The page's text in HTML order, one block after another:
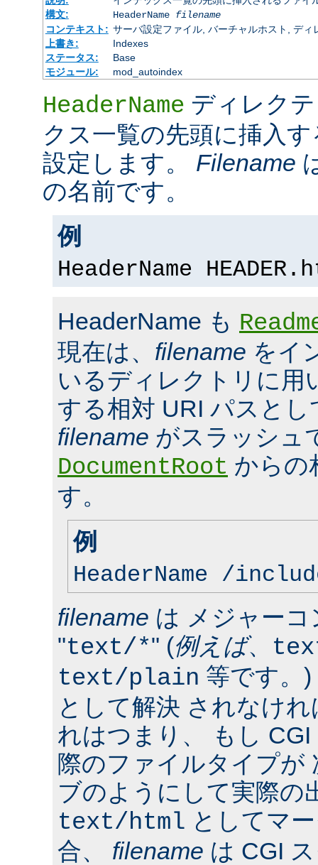
構文:
HeaderName filename
コンテキスト: サーバ設定ファイル, バーチャルホスト, ディ
上書き:
Indexes
ステータス:
Base
モジュール:
mod_autoindex
HeaderName ディレク
クス一覧の先頭に挿入
設定します。 Filename
の名前です。
例
HeaderName
HeaderName も
現在は、 filename をイ
いるディレクトリに用
する相対 URI パスと
filename がスラッシュ
DocumentRoot からの
す。
例
HeaderName /
filename は メジャー
"text/*" (例えば、
text/plain 等です。
として解決 されなけ
れはつまり、 もし
際のファイルタイプが
ブのようにして実際の
text/html としてマ
合、 filename は CGI